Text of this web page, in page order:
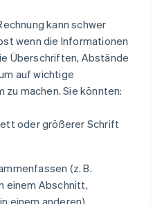
kann schwer
wenn die Informationen
Überschriften, Abstände
auf wichtige
machen. Sie könnten:
oder größerer Schrift
(z. B.
einem Abschnitt,